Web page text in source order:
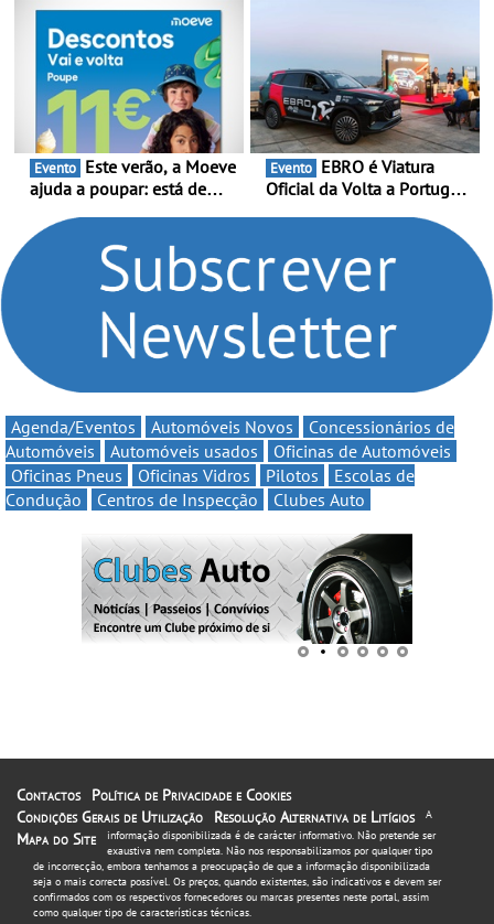
Portugal Karting e mira boa
estreia - O Campeonato
Portugal Karting 2026
decorre entre 1 de Março e
6 de Setembro
continua em 2026
Evento
ajuda a poupar: está de
Volta” com descontos de
Evento
Oficial da Volta a Portugal
presença nacional ao lado
da mítica prova de ciclismo
e leva a sua gama SUV
multi-energia às estradas
de Portugal
Agenda/Eventos Automóveis Novos
Concessionários de
Automóveis
Automóveis usados
Oficinas de Automóveis
Oficinas Pneus
Oficinas Vidros Pilotos
Escolas de
Condução
Centros de Inspecção Clubes Auto
Contactos
Política de Privacidade e Cookies
Condições Gerais de Utilização
Resolução Alternativa de Litígios
Mapa do Site
A
informação disponibilizada é de carácter informativo. Não pretende ser
exaustiva nem completa. Não nos responsabilizamos por qualquer tipo
de incorrecção, embora tenhamos a preocupação de que a informação disponibilizada
seja o mais correcta possível. Os preços, quando existentes, são indicativos e devem ser
confirmados com os respectivos fornecedores ou marcas presentes neste portal, assim
como qualquer tipo de características técnicas.